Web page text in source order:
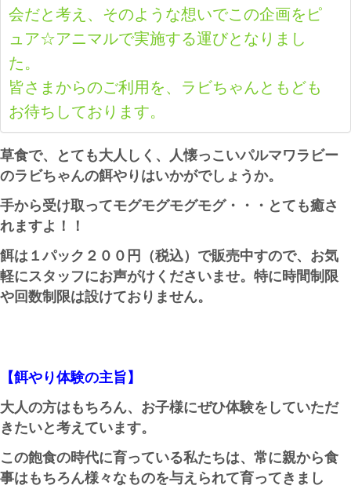
会だと考え、そのような想いでこの企画をピ
ュア☆アニマルで実施する運びとなりまし
た。
皆さまからのご利用を、ラビちゃんともども
お待ちしております。
草食で、とても大人しく、人懐っこいパルマワラビー
のラビちゃんの餌やりはいかがでしょうか。
手から受け取ってモグモグモグモグ・・・とても癒さ
れますよ！！
餌は１パック２００円（税込）で販売中すので、お気
軽にスタッフにお声がけくださいませ。特に時間制限
や回数制限は設けておりません。
【餌やり体験の主旨】
大人の方はもちろん、お子様にぜひ体験をしていただ
きたいと考えています。
この飽食の時代に育っている私たちは、常に親から食
事はもちろん様々なものを与えられて育ってきまし